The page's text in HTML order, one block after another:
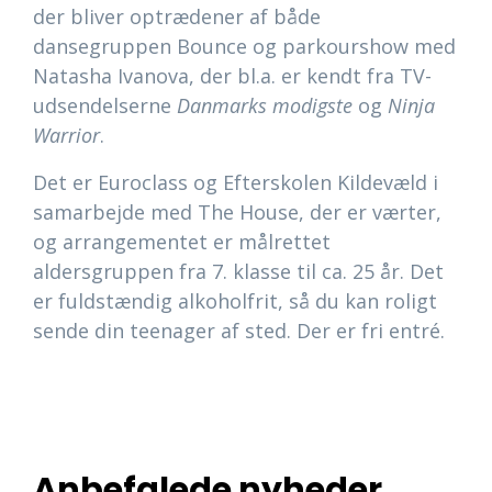
der bliver optrædener af både
dansegruppen Bounce og parkourshow med
Natasha Ivanova, der bl.a. er kendt fra TV-
udsendelserne Danmarks modigste og Ninja
Warrior.
Det er Euroclass og Efterskolen Kildevæld i
samarbejde med The House, der er værter,
og arrangementet er målrettet
aldersgruppen fra 7. klasse til ca. 25 år. Det
er fuldstændig alkoholfrit, så du kan roligt
sende din teenager af sted. Der er fri entré.